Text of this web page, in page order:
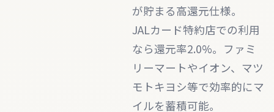
が貯まる高還元仕様。
JALカード特約店での利用
なら還元率2.0%。ファミ
リーマートやイオン、マツ
モトキヨシ等で効率的にマ
イルを蓄積可能。